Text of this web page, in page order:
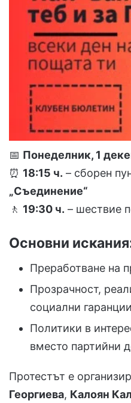
📅 Понеделник, 1
⏰ 18:15 ч. – сборен
„Съединение“
🚶 19:30 ч. – шествие
Основни
Преработване на
Прозрачност,
социални гаранции
Политики в
вместо партийни
Протестът е
Георгиева, Калоян